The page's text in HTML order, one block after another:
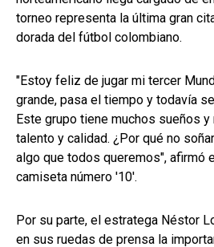
torneo representa la última gran
dorada del fútbol colombiano.
"Estoy feliz de jugar mi tercer
grande, pasa el tiempo y todavía
Este grupo tiene muchos sueños y
talento y calidad. ¿Por qué no
algo que todos queremos", afirmó
camiseta número '10'.
Por su parte, el estratega Néstor
en sus ruedas de prensa la